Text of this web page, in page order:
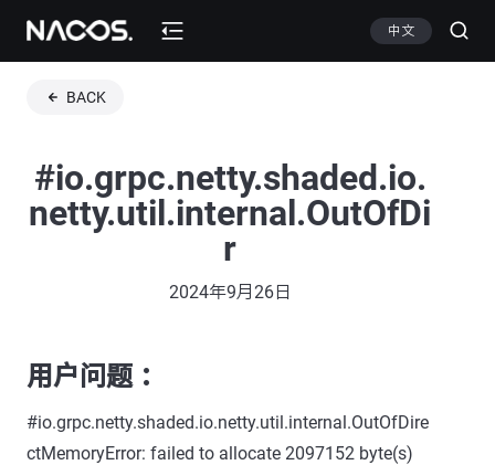
中文
BACK
#io.grpc.netty.shaded.io.
netty.util.internal.OutOfDi
r
2024年9月26日
用户问题 ：
#io.grpc.netty.shaded.io.netty.util.internal.OutOfDire
ctMemoryError: failed to allocate 2097152 byte(s)